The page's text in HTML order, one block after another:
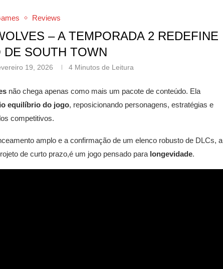
Reviews
– A TEMPORADA 2 REDEFINE
DE SOUTH TOWN
19, 2026 4 Minutos de Leitura
não chega apenas como mais um pacote de conteúdo. Ela
equilíbrio do jogo, reposicionando personagens, estratégias e
competitivos.
amplo e a confirmação de um elenco robusto de DLCs, a
de curto prazo,é um jogo pensado para longevidade.